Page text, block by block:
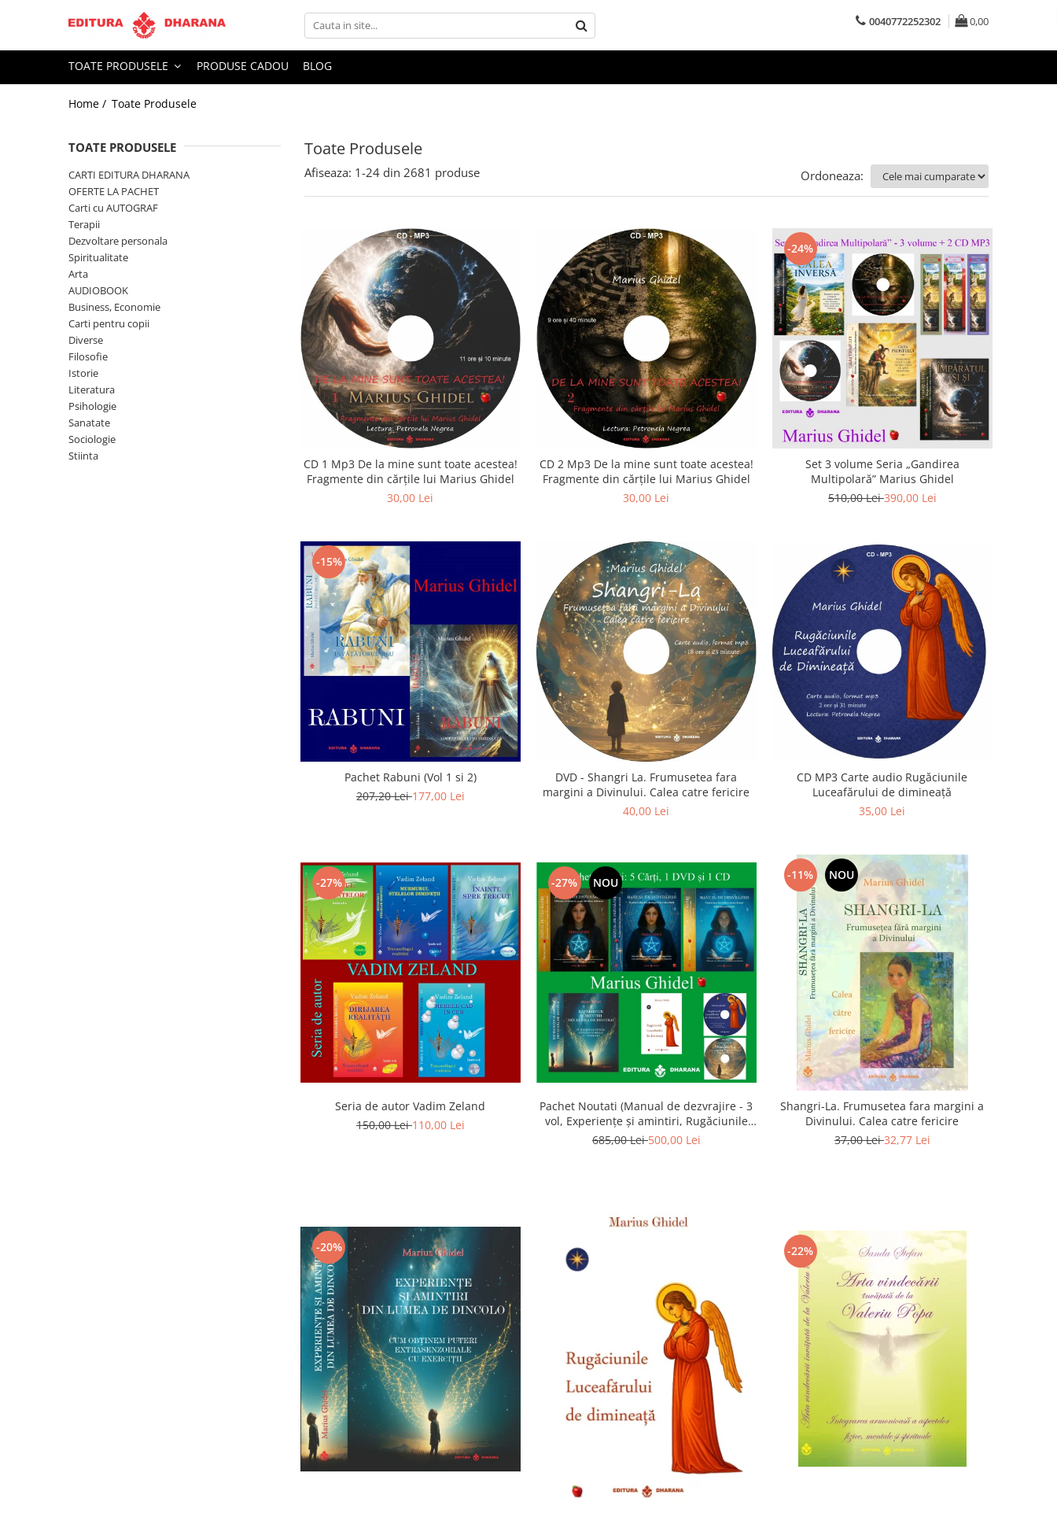
Toate Produsele
CARTI EDITURA DHARANA
OFERTE LA PACHET
Dezvoltare personala
Spiritualitate
AUDIOBOOK
Business, Economie
Carti pentru copii
0040772252302 0,00
TOATE PRODUSELE PRODUSE CADOU BLOG
Home / Toate Produsele
Toate Produsele
TOATE PRODUSELE
CARTI EDITURA DHARANA
OFERTE LA PACHET
Carti cu AUTOGRAF
Terapii
Dezvoltare personala
Spiritualitate
Arta
AUDIOBOOK
Business, Economie
Carti pentru copii
Diverse
Filosofie
Istorie
Literatura
Psihologie
Sanatate
Sociologie
Stiinta
Afiseaza: 1-24 din 2681 produse Ordoneaza:
CD 1 Mp3 De la mine sunt toate acestea!
Fragmente din cărțile lui Marius Ghidel
30,00 Lei
CD 2 Mp3 De la mine sunt toate acestea!
Fragmente din cărțile lui Marius Ghidel
30,00 Lei
-24%
Set 3 volume Seria „Gandirea
Multipolară” Marius Ghidel
510,00 Lei390,00 Lei
-15%
Pachet Rabuni (Vol 1 si 2)
207,20 Lei177,00 Lei
DVD - Shangri La. Frumusetea fara
margini a Divinului. Calea catre fericire
40,00 Lei
CD MP3 Carte audio Rugăciunile
Luceafărului de dimineață
35,00 Lei
-27%
Seria de autor Vadim Zeland
150,00 Lei110,00 Lei
-27% NOU
Pachet Noutati (Manual de dezvrajire - 3
vol, Experiențe și amintiri, Rugăciunile
Luceafarului de dimineata) - Marius
685,00 Lei500,00 Lei
-11% NOU
Shangri-La. Frumusetea fara margini a
Divinului. Calea catre fericire
37,00 Lei32,77 Lei
-20% -22%